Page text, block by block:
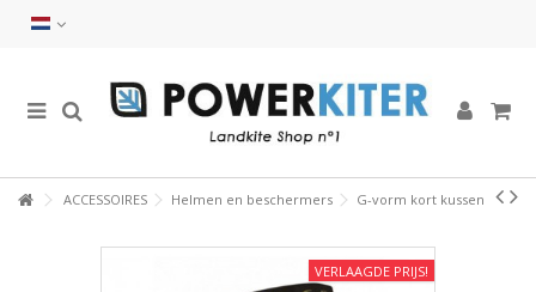
ACCESSOIRES Helmen en beschermers G-vorm kort kussen
VERLAAGDE PRIJS!